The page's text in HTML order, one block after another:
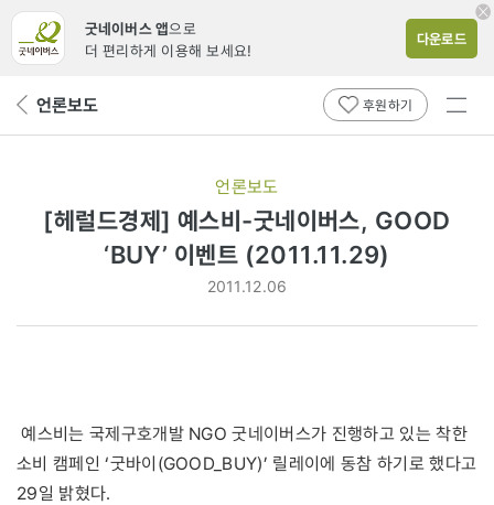
굿네이버스 앱으로
더 편리하게 이용해 보세요!
다운로드
뒤 언론보도 후원하기
전체
언론보도
[헤럴드경제] 예스비-굿네이버스, GOOD
‘BUY’ 이벤트 (2011.11.29)
2011.12.06
예스비는 국제구호개발 NGO 굿네이버스가 진행하고 있는 착한
소비 캠페인 ‘굿바이(GOOD_BUY)’ 릴레이에 동참 하기로 했다고
29일 밝혔다.